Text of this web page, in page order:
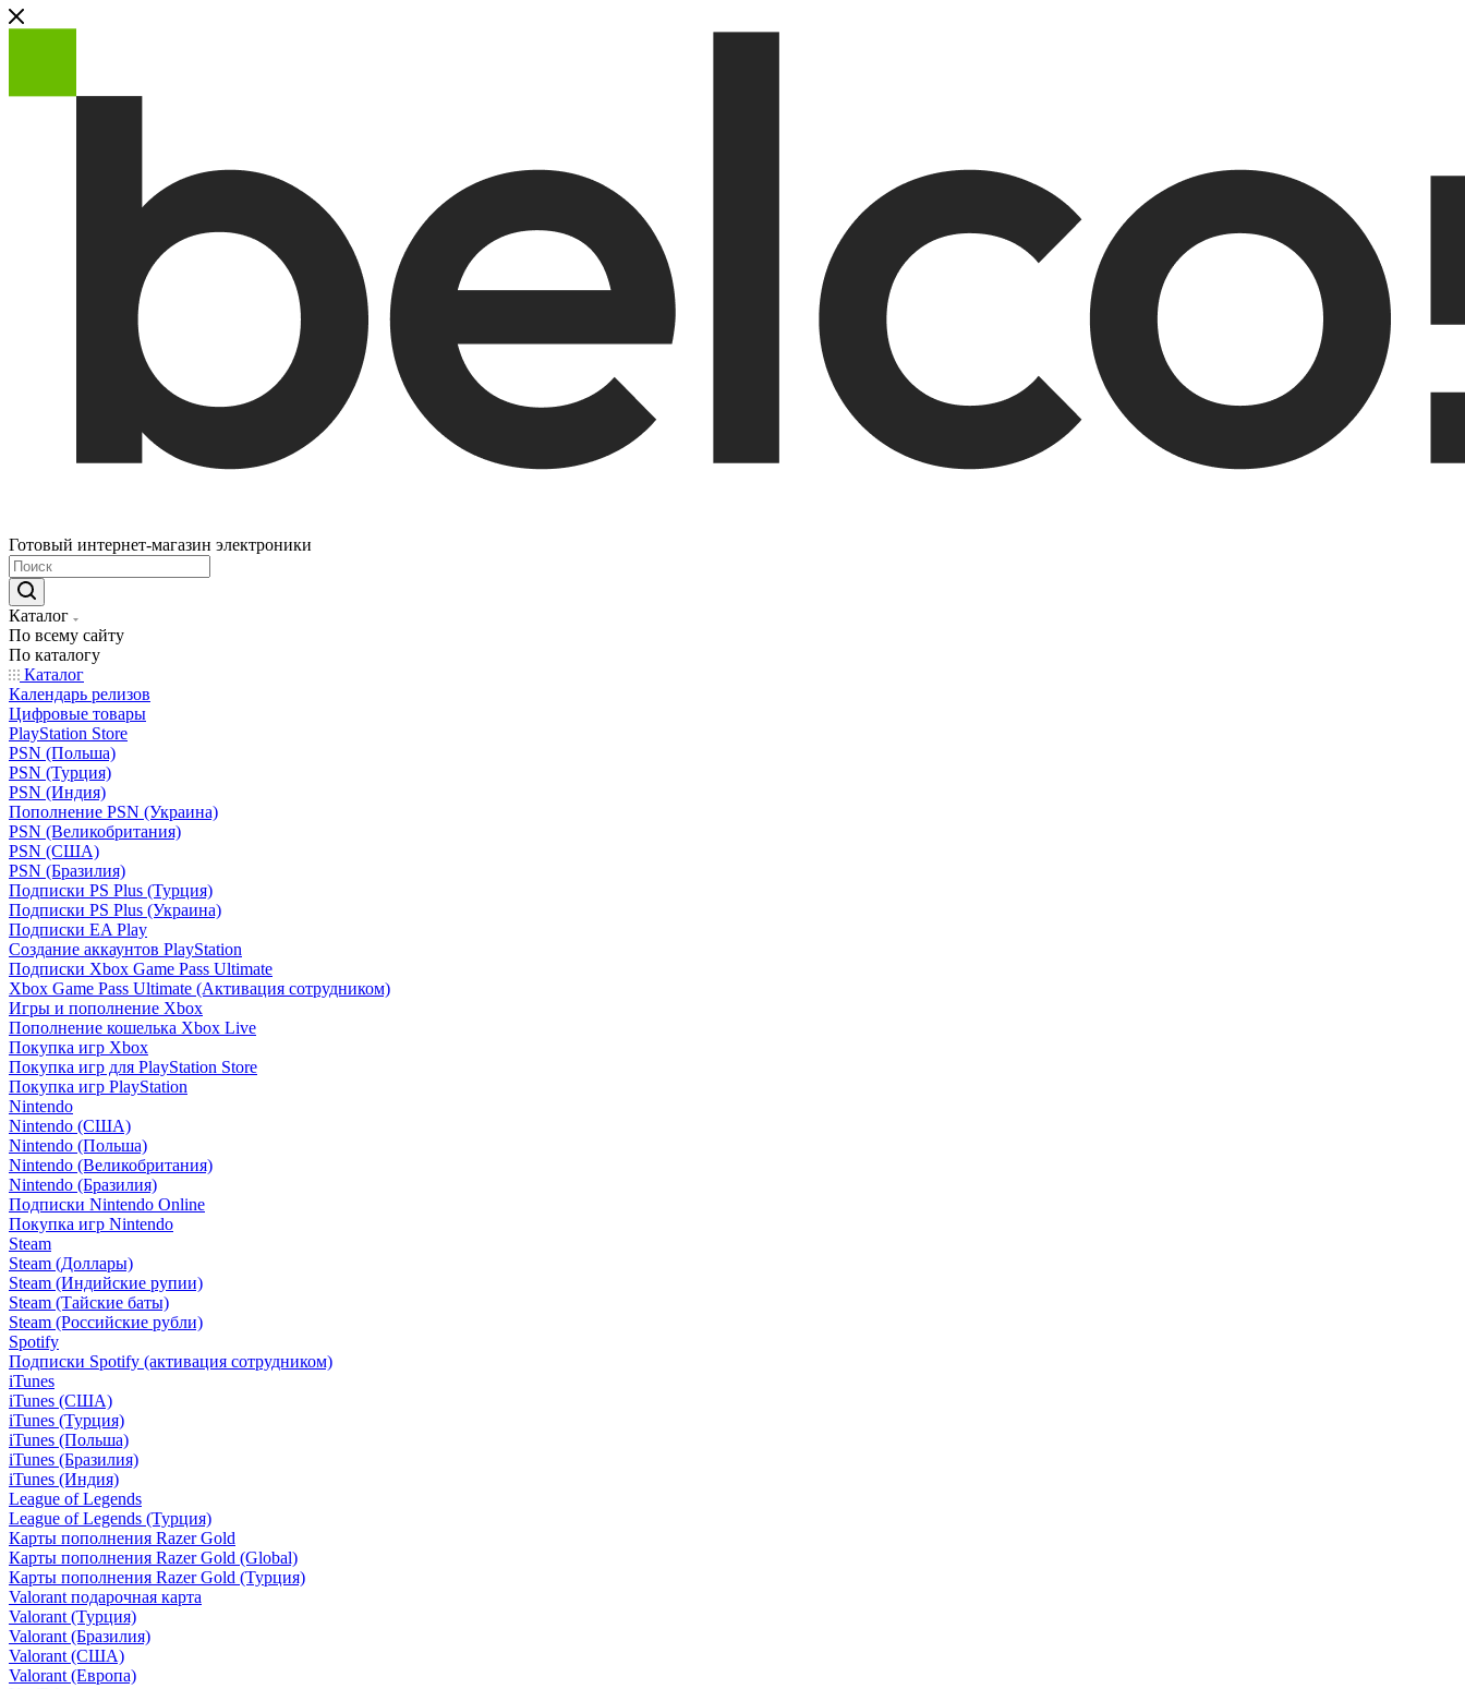
Готовый интернет-магазин электроники
Каталог
По всему сайту
По каталогу
Каталог
Календарь релизов
Цифровые товары
PlayStation Store
PSN (Польша)
PSN (Турция)
PSN (Индия)
Пополнение PSN (Украина)
PSN (Великобритания)
PSN (США)
PSN (Бразилия)
Подписки PS Plus (Турция)
Подписки PS Plus (Украина)
Подписки EA Play
Создание аккаунтов PlayStation
Подписки Xbox Game Pass Ultimate
Xbox Game Pass Ultimate (Активация сотрудником)
Игры и пополнение Xbox
Пополнение кошелька Xbox Live
Покупка игр Xbox
Покупка игр для PlayStation Store
Покупка игр PlayStation
Nintendo
Nintendo (США)
Nintendo (Польша)
Nintendo (Великобритания)
Nintendo (Бразилия)
Подписки Nintendo Online
Покупка игр Nintendo
Steam
Steam (Доллары)
Steam (Индийские рупии)
Steam (Тайские баты)
Steam (Российские рубли)
Spotify
Подписки Spotify (активация сотрудником)
iTunes
iTunes (США)
iTunes (Турция)
iTunes (Польша)
iTunes (Бразилия)
iTunes (Индия)
League of Legends
League of Legends (Турция)
Карты пополнения Razer Gold
Карты пополнения Razer Gold (Global)
Карты пополнения Razer Gold (Турция)
Valorant подарочная карта
Valorant (Турция)
Valorant (Бразилия)
Valorant (США)
Valorant (Европа)